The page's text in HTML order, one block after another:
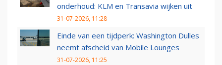
onderhoud: KLM en Transavia wijken uit
31-07-2026, 11:28
Einde van een tijdperk: Washington Dulles
neemt afscheid van Mobile Lounges
31-07-2026, 11:25